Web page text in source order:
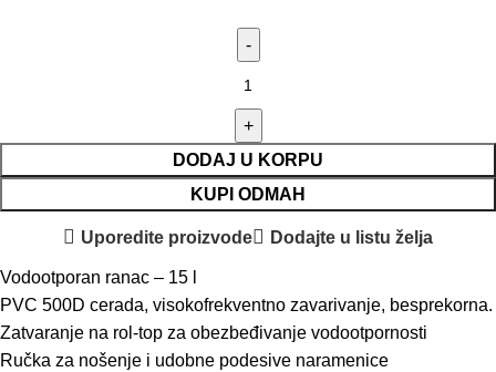
DODAJ U KORPU
KUPI ODMAH
Uporedite proizvode Dodajte u listu želja
Vodootporan ranac – 15 l
PVC 500D cerada, visokofrekventno zavarivanje, besprekorna.
Zatvaranje na rol-top za obezbeđivanje vodootpornosti
Ručka za nošenje i udobne podesive naramenice